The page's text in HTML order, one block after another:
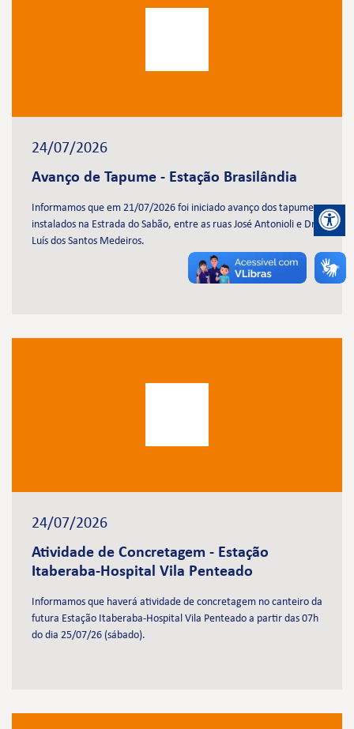
24/07/2026
Avanço de Tapume - Estação Brasilândia
Informamos que em 21/07/2026 foi iniciado avanço dos tapumes
instalados na Estrada do Sabão, entre as ruas José Antonioli e Dr.
Luís dos Santos Medeiros.
24/07/2026
Atividade de Concretagem - Estação
Itaberaba-Hospital Vila Penteado
Informamos que haverá atividade de concretagem no canteiro da
futura Estação Itaberaba-Hospital Vila Penteado a partir das 07h
do dia 25/07/26 (sábado).